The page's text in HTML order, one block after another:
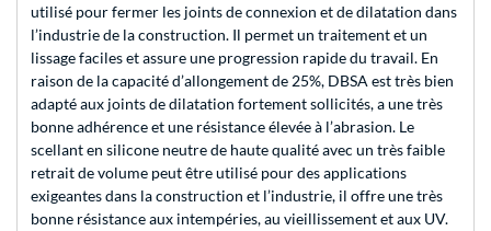
utilisé pour fermer les joints de connexion et de dilatation dans
l’industrie de la construction. Il permet un traitement et un
lissage faciles et assure une progression rapide du travail. En
raison de la capacité d’allongement de 25%, DBSA est très bien
adapté aux joints de dilatation fortement sollicités, a une très
bonne adhérence et une résistance élevée à l’abrasion. Le
scellant en silicone neutre de haute qualité avec un très faible
retrait de volume peut être utilisé pour des applications
exigeantes dans la construction et l’industrie, il offre une très
bonne résistance aux intempéries, au vieillissement et aux UV.